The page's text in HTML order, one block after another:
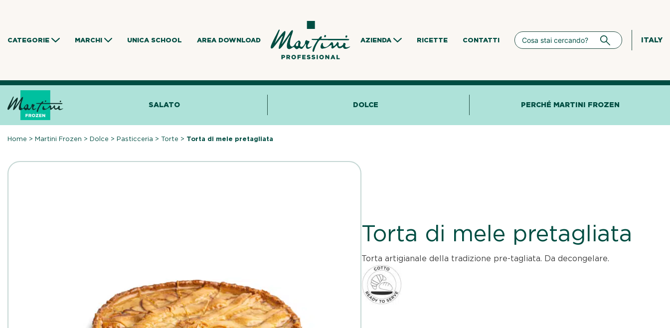
CATEGORIE MARCHI UNICA SCHOOL AREA DOWNLOAD AZIENDA RICETTE CONTATTI ITALY
SALATO DOLCE PERCHÉ MARTINI FROZEN
Home >Martini Frozen >Dolce >Pasticceria >Torte > Torta di mele pretagliata
Torta di mele pretagliata
Torta artigianale della tradizione pre-tagliata. Da decongelare.